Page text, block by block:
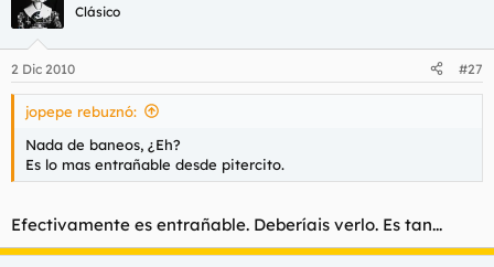
Clásico
2 Dic 2010 #27
jopepe rebuznó:
Nada de baneos, ¿Eh?
Es lo mas entrañable desde pitercito.
Efectivamente es entrañable. Deberíais verlo. Es tan...